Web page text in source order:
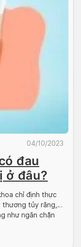
04/10/2023
đau
ở đâu?
chỉ định thực
tủy răng,
như ngăn chặn
cửa có đau